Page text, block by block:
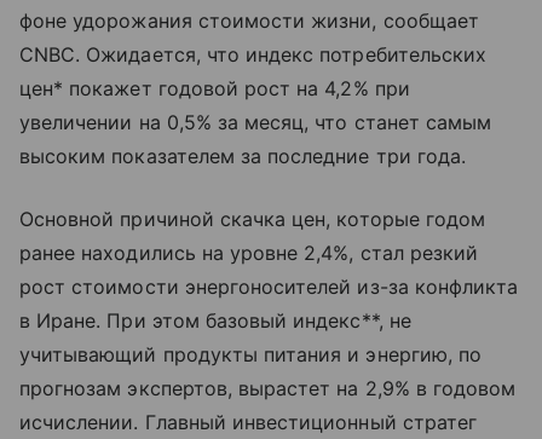
фоне удорожания стоимости жизни, сообщает
CNBC. Ожидается, что индекс потребительских
цен* покажет годовой рост на 4,2% при
увеличении на 0,5% за месяц, что станет самым
высоким показателем за последние три года.
Основной причиной скачка цен, которые годом
ранее находились на уровне 2,4%, стал резкий
рост стоимости энергоносителей из-за конфликта
в Иране. При этом базовый индекс**, не
учитывающий продукты питания и энергию, по
прогнозам экспертов, вырастет на 2,9% в годовом
исчислении. Главный инвестиционный стратег